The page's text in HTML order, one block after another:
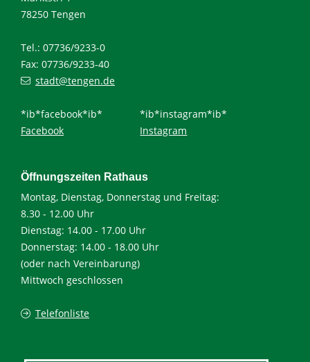
78250 Tengen
Tel.: 07736/9233-0
Fax: 07736/9233-40
stadt@tengen.de
*ib*facebook*ib*
Facebook
*ib*instagram*ib*
Instagram
Öffnungszeiten Rathaus
Montag, Dienstag, Donnerstag und Freitag:
8.30 - 12.00 Uhr
Dienstag: 14.00 - 17.00 Uhr
Donnerstag: 14.00 - 18.00 Uhr
(oder nach Vereinbarung)
Mittwoch geschlossen
Telefonliste